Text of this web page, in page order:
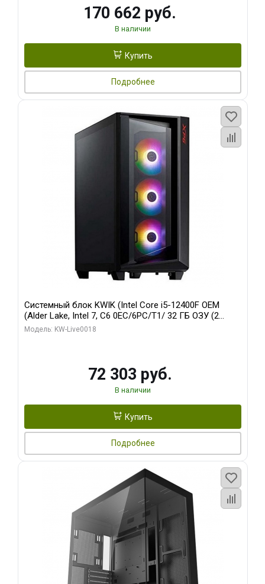
170 662 руб.
В наличии
Купить
Подробнее
Системный блок KWIK (Intel Core i5-12400F OEM
(Alder Lake, Intel 7, C6 0EC/6PC/T1/ 32 ГБ ОЗУ (2
модуля)/ Ninja Sinotex GTX1660 SUPER 6GB GDDR6
Модель: KW-Live0018
72 303 руб.
В наличии
Купить
Подробнее